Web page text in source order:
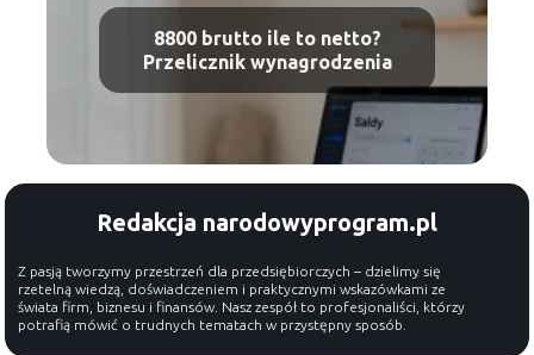
8800 brutto ile to netto?
Przelicznik wynagrodzenia
Redakcja narodowyprogram.pl
Z pasją tworzymy przestrzeń dla przedsiębiorczych – dzielimy się
rzetelną wiedzą, doświadczeniem i praktycznymi wskazówkami ze
świata firm, biznesu i finansów. Nasz zespół to profesjonaliści, którzy
potrafią mówić o trudnych tematach w przystępny sposób.